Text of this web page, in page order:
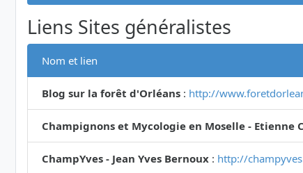
Liens Sites généralistes
Nom et lien
Blog sur la forêt d'Orléans : http://
Champignons et Mycologie en Moselle - Etienne
ChampYves - Jean Yves Bernoux : http://